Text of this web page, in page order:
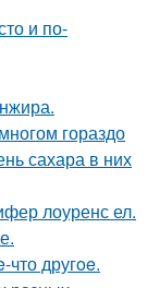
и по-
гораздо
сахара в них
лоуренс ел.
другoe.